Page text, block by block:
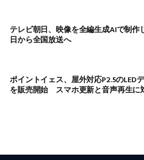
テレビ朝日、映像を全編生成AIで制作
日から全国放送へ
ポイントイェス、屋外対応P2.5のLED
を販売開始 スマホ更新と音声再生に